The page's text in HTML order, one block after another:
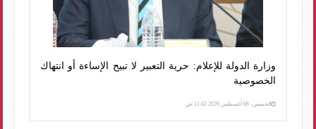
وزارة الدولة للإعلام: حرية التعبير لا تبيح الإساءة أو انتهاك
الخصوصية
الخميس، 06 أغسطس 2026 11:42 ص